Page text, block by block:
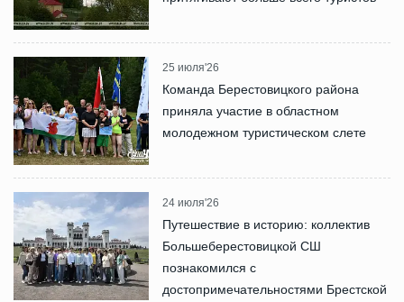
25 июля'26
Команда Берестовицкого района
приняла участие в областном
молодежном туристическом слете
24 июля'26
Путешествие в историю: коллектив
Большеберестовицкой СШ
познакомился с
достопримечательностями Брестской